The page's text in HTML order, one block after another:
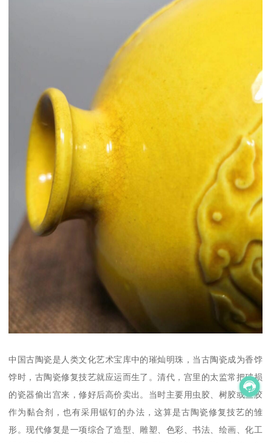
中国古陶瓷是人类文化艺术宝库中的璀灿明珠，当古陶瓷成为香饽
饽时，古陶瓷修复技艺就应运而生了。清代，宫里的太监常把破损
的瓷器偷出宫来，修好后高价卖出。当时主要用虫胶、树胶或鱼胶
作为黏合剂，也有采用锯钉的办法，这算是古陶瓷修复技艺的雏
形。现代修复是一项综合了造型、雕塑、色彩、书法、绘画、化工